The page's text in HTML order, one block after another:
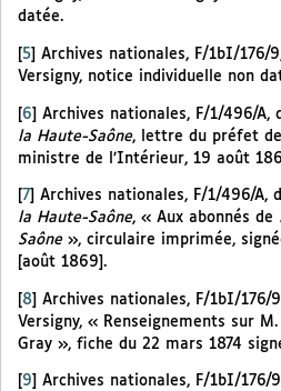
datée.
5
Archives nationales, F/1bI/176/
Versigny, notice individuelle non
[6] Archives nationales, F/1/496/A,
la Haute-Saône, lettre du préfet
ministre de l’Intérieur, 19 août
7 Archives nationales, F/1/496/A,
la Haute-Saône, « Aux abonnés de
Saône», circulaire imprimée,
[août 1869].
[8] Archives nationales, F/1bI/176/
Versigny, « Renseignements sur
Gray », fiche du 22 mars 1874
9
Archives nationales, F/1bI/176/